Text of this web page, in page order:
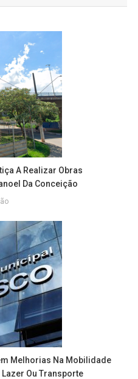
A Realizar Obras
Da Conceição
Melhorias Na Mobilidade
Ou Transporte